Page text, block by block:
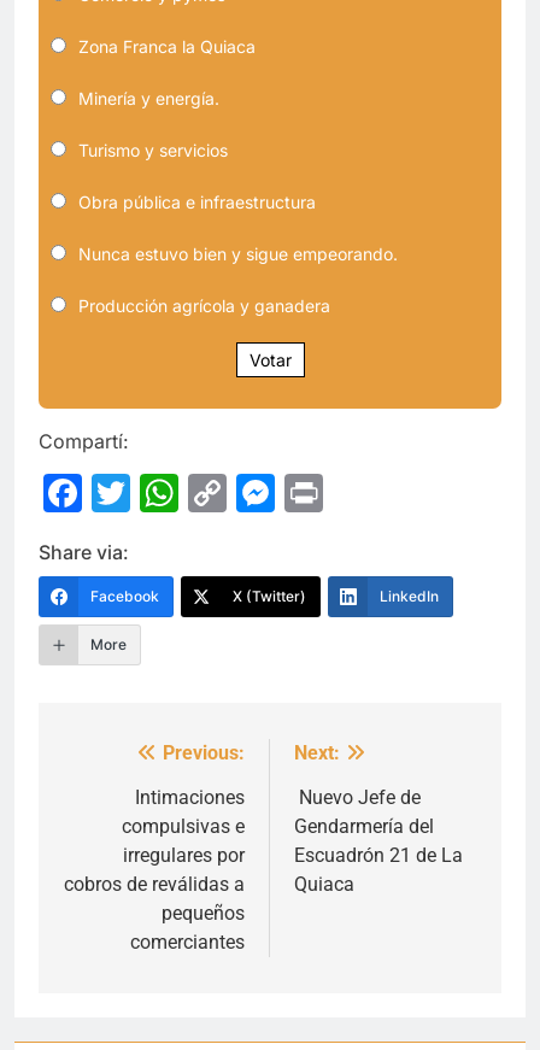
Zona Franca la Quiaca
Minería y energía.
Turismo y servicios
Obra pública e infraestructura
Nunca estuvo bien y sigue empeorando.
Producción agrícola y ganadera
Votar
Compartí:
Facebook
Twitter
WhatsApp
CopyMessenger
Share via:
Facebook X (Twitter) LinkedIn
More
Navegación
entradas
Previous:
Intimaciones
compulsivas e
irregulares por
cobros de reválidas a
pequeños
comerciantes
Next:
Nuevo Jefe de
Gendarmería del
Escuadrón 21 de La
Quiaca